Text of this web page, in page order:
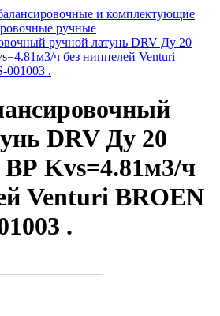
и комплектующие
ручные
ручной латунь DRV Ду 20
ч без ниппелей Venturi
001003 .
DRV Ду 20
Kvs=4.81м3/ч
Venturi BROEN
.